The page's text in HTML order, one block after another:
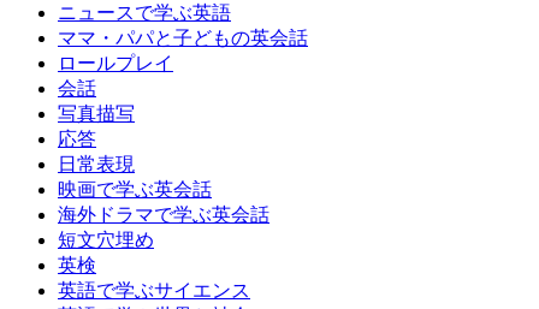
ニュースで学ぶ英語
ママ・パパと子どもの英会話
ロールプレイ
会話
写真描写
応答
日常表現
映画で学ぶ英会話
海外ドラマで学ぶ英会話
短文穴埋め
英検
英語で学ぶサイエンス